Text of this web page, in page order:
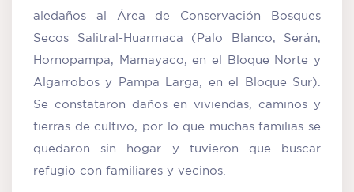
aledaños al Área de Conservación Bosques
Secos Salitral-Huarmaca (Palo Blanco, Serán,
Hornopampa, Mamayaco, en el Bloque Norte y
Algarrobos y Pampa Larga, en el Bloque Sur).
Se constataron daños en viviendas, caminos y
tierras de cultivo, por lo que muchas familias se
quedaron sin hogar y tuvieron que buscar
refugio con familiares y vecinos.